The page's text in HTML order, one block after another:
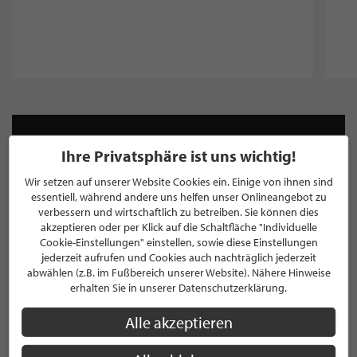
NEWSLETTER
Bleiben Sie immer UP TO DATE! Melden Sie sich jetzt für
unseren STILPUNKTE®-Newsletter an und profitieren Sie
von exklusiven Neuigkeiten, Trendsund Angeboten
Mit der Anmeldung für unseren Newsletter stimmen Sie
unserenDatenschutzbestimmungenzu. EineAbmeldung
ist jederzeit möglich.
Ihre Privatsphäre ist uns wichtig!
Wir setzen auf unserer Website Cookies ein. Einige von ihnen sind
essentiell, während andere uns helfen unser Onlineangebot zu
verbessern und wirtschaftlich zu betreiben. Sie können dies
akzeptieren oder per Klick auf die Schaltfläche "Individuelle
Cookie-Einstellungen" einstellen, sowie diese Einstellungen
jederzeit aufrufen und Cookies auch nachträglich jederzeit
abwählen (z.B. im Fußbereich unserer Website). Nähere Hinweise
erhalten Sie in unserer Datenschutzerklärung.
Alle akzeptieren